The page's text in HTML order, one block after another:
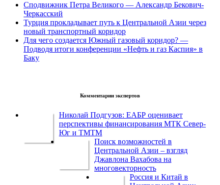
Сподвижник Петра Великого — Александр Бекович-
Черкасский
Турция прокладывает путь к Центральной Азии через
новый транспортный коридор
Для чего создается Южный газовый коридор? —
Подводя итоги конференции «Нефть и газ Каспия» в
Баку
Комментарии экспертов
Николай Подгузов: ЕАБР оценивает
перспективы финансирования МТК Север-
Юг и ТМТМ
Поиск возможностей в
Центральной Азии – взгляд
Джавлона Вахабова на
многовекторность
Россия и Китай в